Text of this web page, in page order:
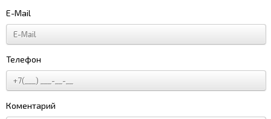
E-Mail
Телефон
Коментарий